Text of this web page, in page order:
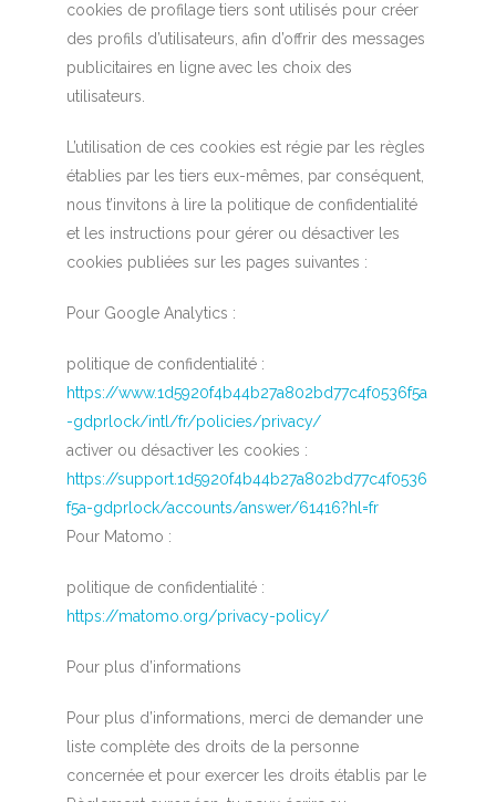
cookies de profilage tiers sont utilisés pour créer
des profils d’utilisateurs, afin d’offrir des messages
publicitaires en ligne avec les choix des
utilisateurs.
L’utilisation de ces cookies est régie par les règles
établies par les tiers eux-mêmes, par conséquent,
nous t’invitons à lire la politique de confidentialité
et les instructions pour gérer ou désactiver les
cookies publiées sur les pages suivantes :
Pour Google Analytics :
politique de confidentialité :
https://www.1d5920f4b44b27a802bd77c4f0536f5a
-gdprlock/intl/fr/policies/privacy/
activer ou désactiver les cookies :
https://support.1d5920f4b44b27a802bd77c4f0536
f5a-gdprlock/accounts/answer/61416?hl=fr
Pour Matomo :
politique de confidentialité :
https://matomo.org/privacy-policy/
Pour plus d’informations
Pour plus d’informations, merci de demander une
liste complète des droits de la personne
concernée et pour exercer les droits établis par le